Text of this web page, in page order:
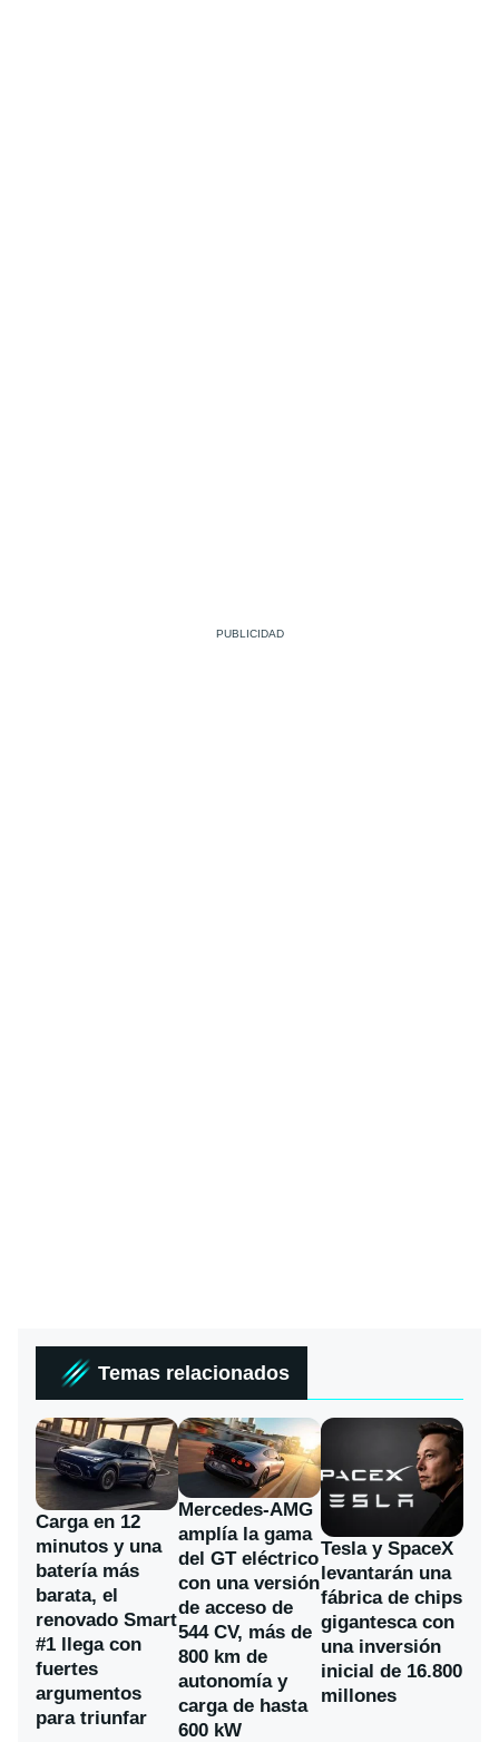
Temas relacionados
Carga en 12
minutos y una
batería más
barata, el
renovado Smart
#1 llega con
fuertes
argumentos
para triunfar
Mercedes-AMG
amplía la gama
del GT eléctrico
con una versión
de acceso de
544 CV, más de
800 km de
autonomía y
carga de hasta
600 kW
Tesla y SpaceX
levantarán una
fábrica de chips
gigantesca con
una inversión
inicial de 16.800
millones